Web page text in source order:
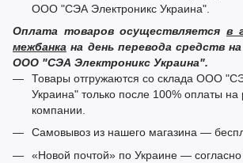
ООО "СЭА Электроникс Украина".
Оплата товаров осуществляется в
межбанка на день перевода средств
ООО "СЭА Электроникс Украина".
Товары отгружаются со склада ООО
Украина" только после 100% оплаты на
компании.
Самовывоз из нашего магазина —
«Новой почтой» по Украине —